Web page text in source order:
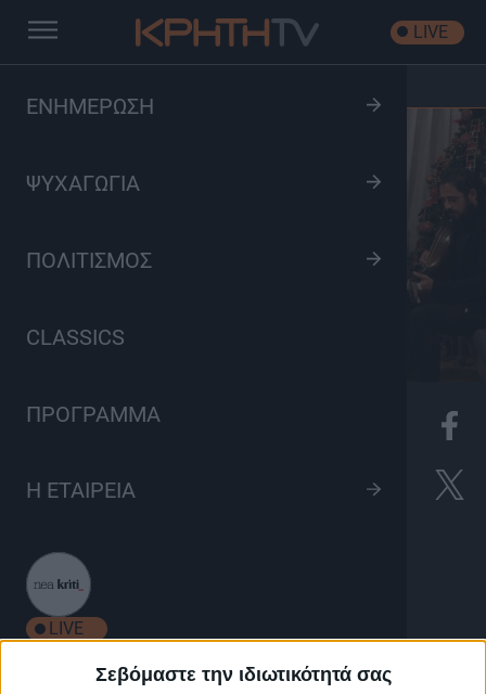
Σεβόμαστε την ιδιωτικότητά σας
ΕΝΗΜΕΡΩΣΗ
ΨΥΧΑΓΩΓΙΑ
ΠΟΛΙΤΙΣΜΟΣ
CLASSICS
ΠΡΟΓΡΑΜΜΑ
Η ΕΤΑΙΡΕΙΑ
LIVE
LIVE
K Πολιτισμός, Ψυχαγωγία
Ρήγισσα Πρωτοχρονιά